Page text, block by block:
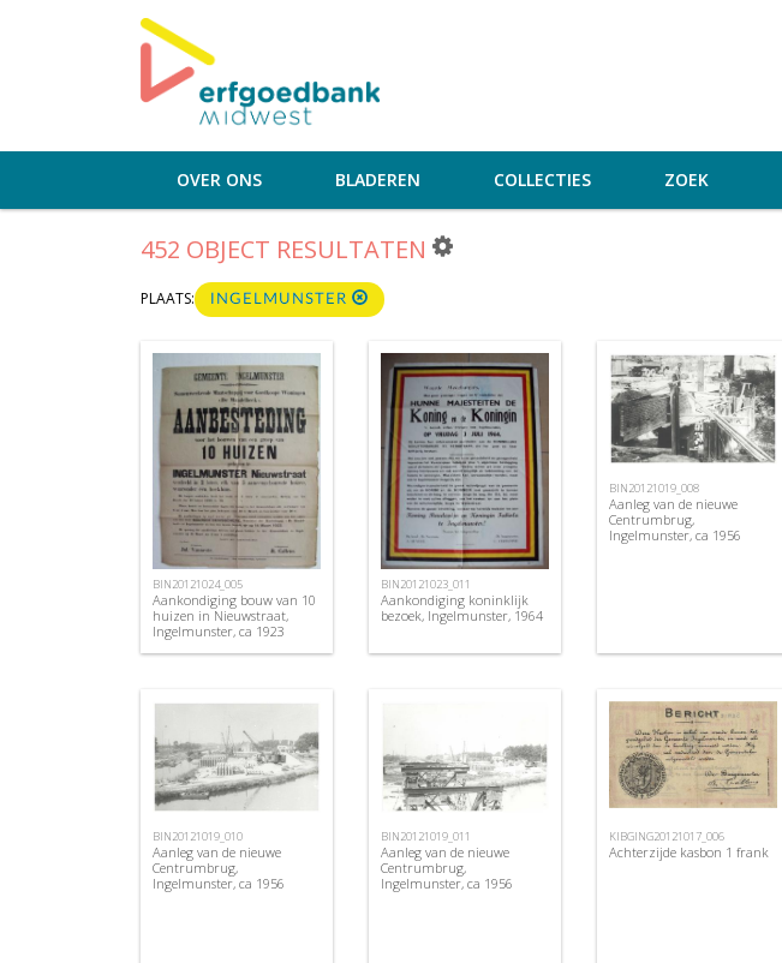
OVER ONS BLADEREN COLLECTIES ZOEK
452 OBJECT RESULTATEN
PLAATS: INGELMUNSTER
BIN20121024_005
Aankondiging bouw van 10
huizen in Nieuwstraat,
Ingelmunster, ca 1923
BIN20121023_011
Aankondiging koninklijk
bezoek, Ingelmunster, 1964
BIN20121019_008
Aanleg van de nieuwe
Centrumbrug,
Ingelmunster, ca 1956
BIN20121019_010
Aanleg van de nieuwe
Centrumbrug,
Ingelmunster, ca 1956
BIN20121019_011
Aanleg van de nieuwe
Centrumbrug,
Ingelmunster, ca 1956
KIBGING20121017_006
Achterzijde kasbon 1 frank